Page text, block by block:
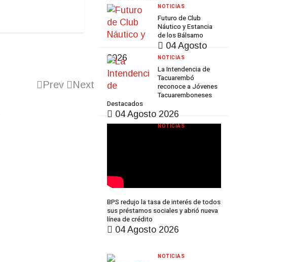
Prev Next
Futuro de Club
Náutico y Estancia
de los Bálsamo
04 Agosto
2026
NOTICIAS
La Intendencia de
Tacuarembó
reconoce a Jóvenes
Tacuaremboneses
Destacados
04 Agosto 2026
NOTICIAS
BPS redujo la tasa de interés de todos
sus préstamos sociales y abrió nueva
línea de crédito
04 Agosto 2026
NOTICIAS
NOTICIAS